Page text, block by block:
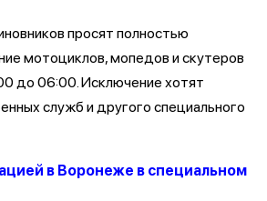
просят полностью
мотоциклов, мопедов и скутеров
до 06:00. Исключение хотят
служб и другого специального
в Воронеже в специальном